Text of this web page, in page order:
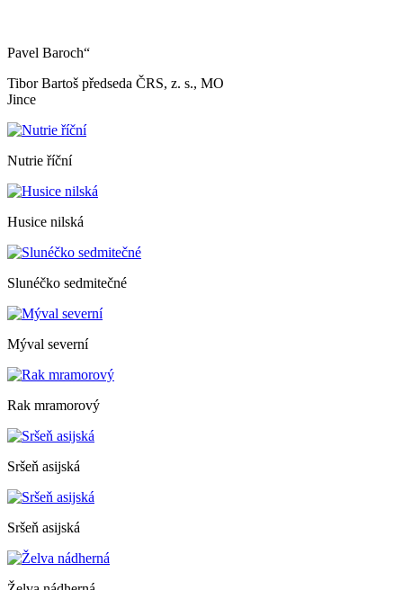
Pavel Baroch“
Tibor Bartoš předseda ČRS, z. s., MO
Jince
Nutrie říční
Husice nilská
Slunéčko sedmitečné
Mýval severní
Rak mramorový
Sršeň asijská
Sršeň asijská